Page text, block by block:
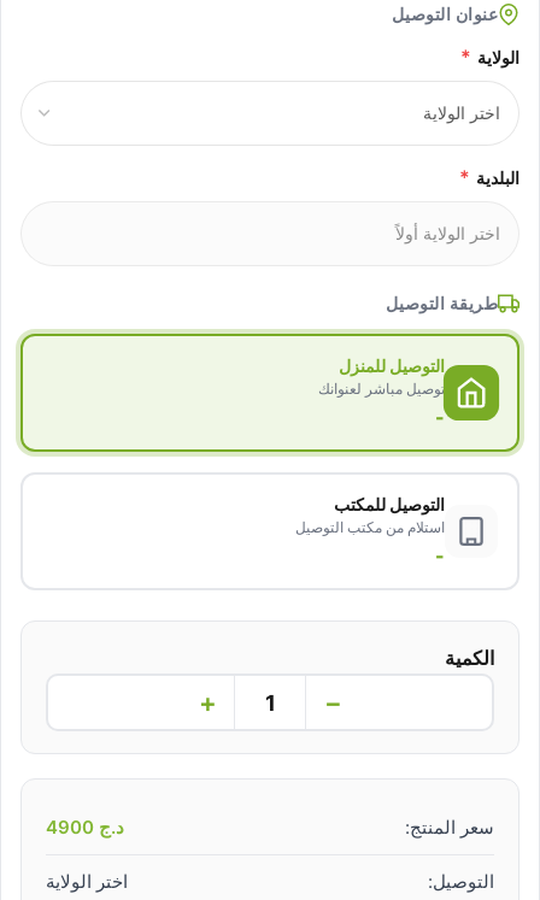
عنوان التوصيل
الولاية *
البلدية *
طريقة التوصيل
التوصيل للمنزل
توصيل مباشر لعنوانك
-
التوصيل للمكتب
استلام من مكتب التوصيل
-
الكمية
−
+
سعر المنتج: د.ج
التوصيل: اختر الولاية